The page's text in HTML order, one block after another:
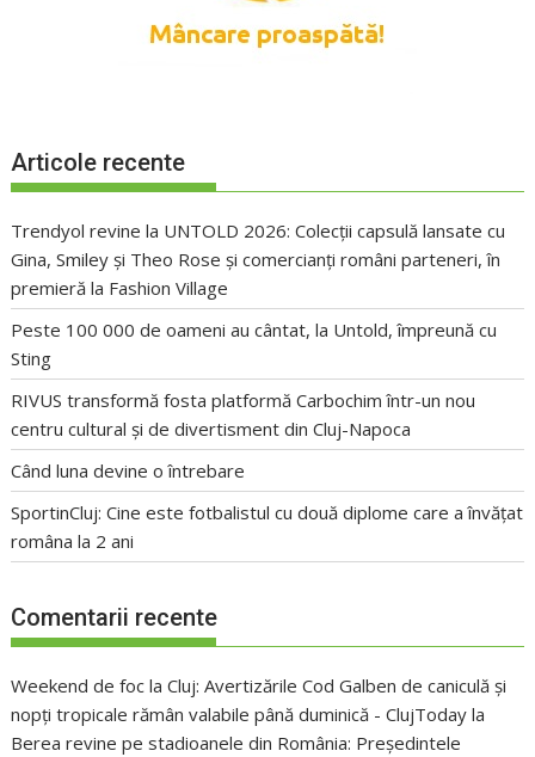
Articole recente
Trendyol revine la UNTOLD 2026: Colecții capsulă lansate cu
Gina, Smiley și Theo Rose și comercianți români parteneri, în
premieră la Fashion Village
Peste 100 000 de oameni au cântat, la Untold, împreună cu
Sting
RIVUS transformă fosta platformă Carbochim într-un nou
centru cultural și de divertisment din Cluj-Napoca
Când luna devine o întrebare
SportinCluj: Cine este fotbalistul cu două diplome care a învățat
româna la 2 ani
Comentarii recente
Weekend de foc la Cluj: Avertizările Cod Galben de caniculă și
nopți tropicale rămân valabile până duminică - ClujToday la
Berea revine pe stadioanele din România: Președintele